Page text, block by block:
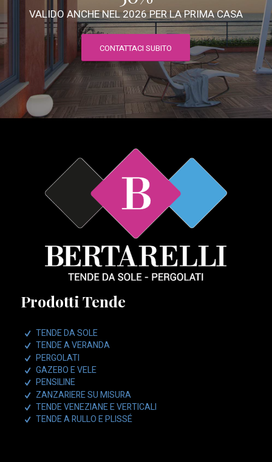
VALIDO ANCHE NEL 2026 PER LA PRIMA CASA
CONTATTACI SUBITO
Prodotti Tende
TENDE DA SOLE
TENDE A VERANDA
PERGOLATI
GAZEBO E VELE
PENSILINE
ZANZARIERE SU MISURA
TENDE VENEZIANE E VERTICALI
TENDE A RULLO E PLISSÉ